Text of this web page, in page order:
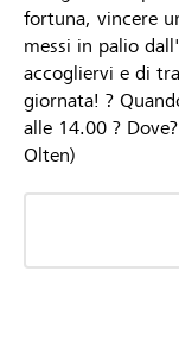
fortuna, vincere
messi in palio
accogliervi e di
giornata! ?
alle 14.00 ?
Olten)